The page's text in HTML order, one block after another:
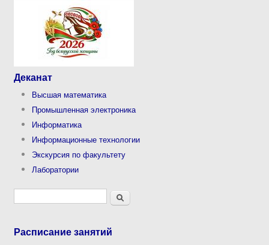
Деканат
Высшая математика
Промышленная электроника
Информатика
Информационные технологии
Экскурсия по факультету
Лаборатории
Форма поискаПоиск
Расписание занятий